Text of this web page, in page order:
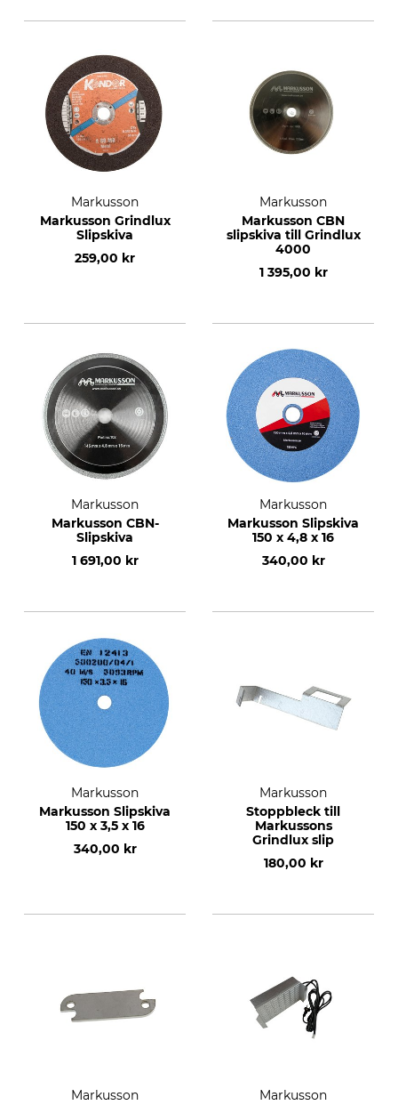
Markusson
Markusson Grindlux
Slipskiva
259,00 kr
Markusson
Markusson CBN
slipskiva till Grindlux
4000
1 395,00 kr
Markusson
Markusson CBN-
Slipskiva
1 691,00 kr
Markusson
Markusson Slipskiva
150 x 4,8 x 16
340,00 kr
Markusson
Markusson Slipskiva
150 x 3,5 x 16
340,00 kr
Markusson
Stoppbleck till
Markussons
Grindlux slip
180,00 kr
Markusson
Markusson